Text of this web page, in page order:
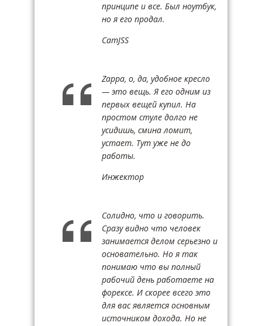
принципе и все. Был ноутбук,
но я его продал.
CamJSS
Zappa, о, да, удобное кресло
— это вещь. Я его одним из
первых вещей купил. На
простом стуле долго не
усидишь, смина ломит,
устает. Тут уже не до
работы.
Инжектор
Солидно, что и говорить.
Сразу видно что человек
занимается делом серьезно и
основательно. Но я так
понимаю что вы полный
рабочий день работаете на
форексе. И скорее всего это
для вас является основным
источником дохода. Но не